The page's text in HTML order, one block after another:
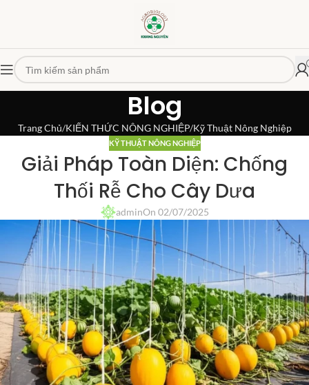
Blog
Trang Chủ KIẾN THỨC NÔNG NGHIỆP Kỹ Thuật Nông Nghiệp
KỸ THUẬT NÔNG NGHIỆP
Giải Pháp Toàn Diện: Chống
Thối Rễ Cho Cây Dưa
adminOn 02/07/2025